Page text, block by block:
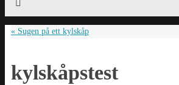
« Sugen på ett kylskåp
kylskåpstest